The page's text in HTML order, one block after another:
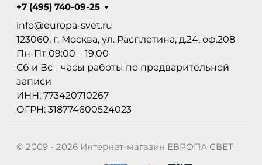
+7 (495) 740-09-25
info@europa-svet.ru
123060, г. Москва, ул. Расплетина, д.24, оф.208
Пн-Пт 09:00 – 19:00
Сб и Вс - часы работы по предварительной
записи
ИНН: 773420710267
ОГРН: 318774600524023
© 2009 - 2026 Интернет-магазин ЕВРОПА СВЕТ